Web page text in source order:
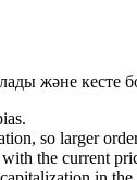
және кесте
so larger
the current